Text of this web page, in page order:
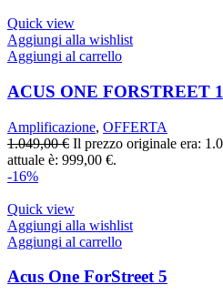
Quick view
Aggiungi alla wishlist
Aggiungi al carrello
ACUS ONE FORSTREET
Amplificazione, OFFERTA
1.049,00€ Il prezzo originale era:
attuale è: 999,00 €.
-16%
Quick view
Aggiungi alla wishlist
Aggiungi al carrello
Acus One ForStreet 5